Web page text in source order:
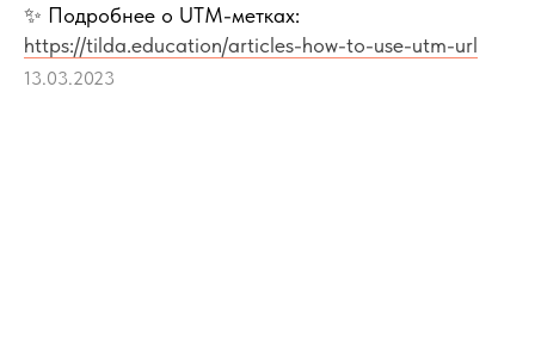
✨ Подробнее о UTM-метках:
https://tilda.education/articles-how-to-use-utm-url
13.03.2023